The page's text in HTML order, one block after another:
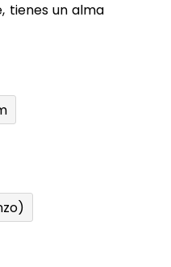
tienes un alma